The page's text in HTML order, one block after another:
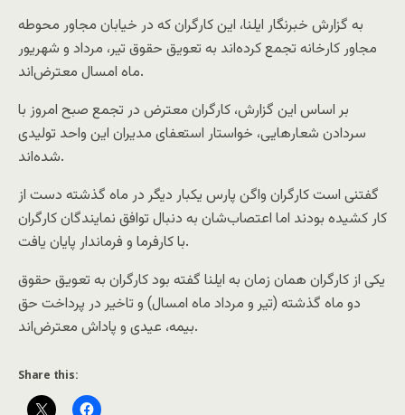
به گزارش خبرنگار ایلنا، این کارگران که در خیابان مجاور محوطه
مجاور کارخانه تجمع کرده‌اند به تعویق حقوق تیر، مرداد و شهریور
ماه امسال معترض‌اند.
بر اساس این گزارش، کارگران معترض در تجمع صبح امروز با
سردادن شعارهایی، خواستار استعفای مدیران این واحد تولیدی
شده‌اند.
گفتنی است کارگران واگن پارس یکبار دیگر در ماه گذشته دست از
کار کشیده بودند اما اعتصاب‌شان به دنبال توافق نمایندگان کارگران
با کارفرما و فرماندار پایان یافت.
یکی از کارگران‌‌ همان زمان به ایلنا گفته بود کارگران به تعویق حقوق
دو ماه گذشته (تیر و مرداد ماه امسال) و تاخیر در پرداخت حق
بیمه، عیدی و پاداش معترض‌اند.
Share this: